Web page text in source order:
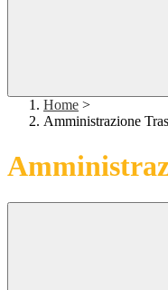
Home >
Amministrazione